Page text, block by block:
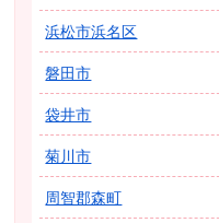
浜松市浜名区
磐田市
袋井市
菊川市
周智郡森町